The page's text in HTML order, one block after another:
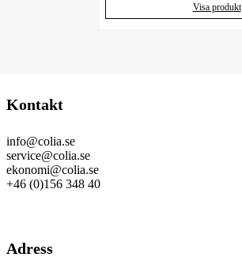
Visa produkt
Kontakt
info@colia.se
service@colia.se
ekonomi@colia.se
+46 (0)156 348 40
Adress